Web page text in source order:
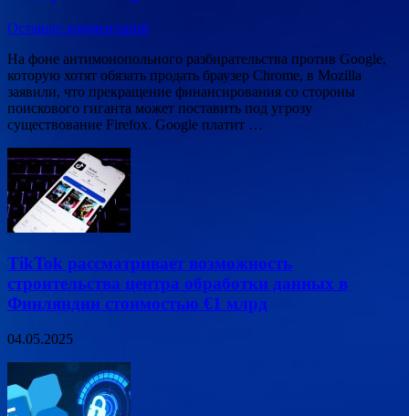
Оставьте комментарий
На фоне антимонопольного разбирательства против Google,
которую хотят обязать продать браузер Chrome, в Mozilla
заявили, что прекращение финансирования со стороны
поискового гиганта может поставить под угрозу
существование Firefox. Google платит …
TikTok рассматривает возможность
строительства центра обработки данных в
Финляндии стоимостью €1 млрд
04.05.2025